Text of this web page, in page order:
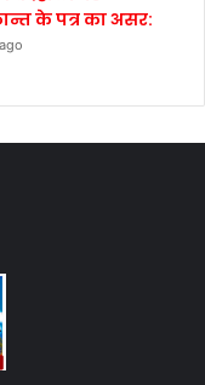
के पत्र का असर: